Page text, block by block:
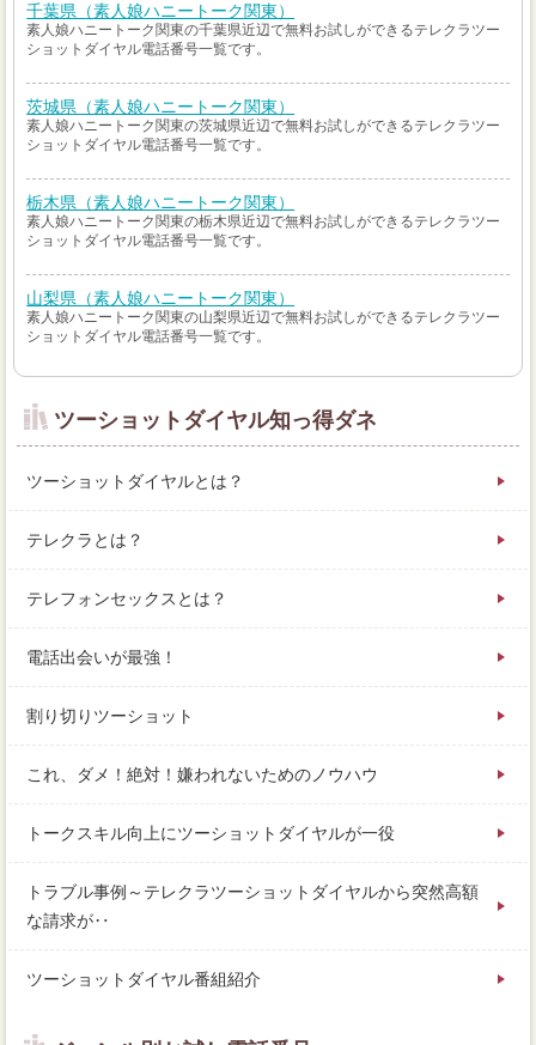
千葉県（素人娘ハニートーク関東）
素人娘ハニートーク関東の千葉県近辺で無料お試しができるテレクラツー
ショットダイヤル電話番号一覧です。
茨城県（素人娘ハニートーク関東）
素人娘ハニートーク関東の茨城県近辺で無料お試しができるテレクラツー
ショットダイヤル電話番号一覧です。
栃木県（素人娘ハニートーク関東）
素人娘ハニートーク関東の栃木県近辺で無料お試しができるテレクラツー
ショットダイヤル電話番号一覧です。
山梨県（素人娘ハニートーク関東）
素人娘ハニートーク関東の山梨県近辺で無料お試しができるテレクラツー
ショットダイヤル電話番号一覧です。
ツーショットダイヤル知っ得ダネ
ツーショットダイヤルとは？
テレクラとは？
テレフォンセックスとは？
電話出会いが最強！
割り切りツーショット
これ、ダメ！絶対！嫌われないためのノウハウ
トークスキル向上にツーショットダイヤルが一役
トラブル事例～テレクラツーショットダイヤルから突然高額
な請求が‥
ツーショットダイヤル番組紹介